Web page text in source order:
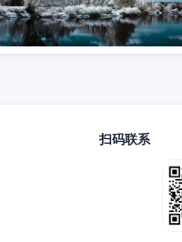
扫码联系